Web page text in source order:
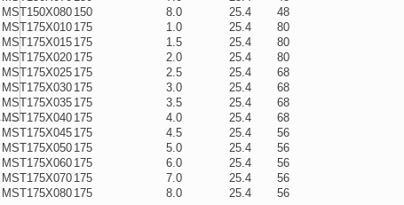
MST150X080 150 8.0 25.4
48
MST175X010 175 1.0 25.4
80
MST175X015 175 1.5 25.4
80
MST175X020 175 2.0 25.4
80
MST175X025 175 2.5 25.4
68
MST175X030 175 3.0 25.4
68
MST175X035 175 3.5 25.4
68
MST175X040 175 4.0 25.4
68
MST175X045 175 4.5 25.4
56
MST175X050 175 5.0 25.4
56
MST175X060 175 6.0 25.4
56
MST175X070 175 7.0 25.4
56
MST175X080 175 8.0 25.4 56